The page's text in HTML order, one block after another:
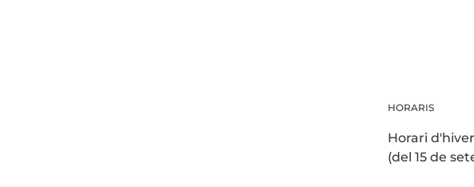
HORARIS
Horari
(del 15 de